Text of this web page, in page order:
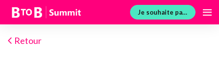
Je souhaite participer
Retour